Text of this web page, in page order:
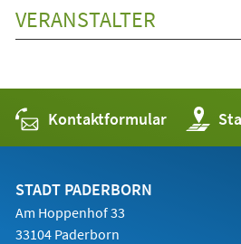
VERANSTALTER
Kontaktformular (Öffnet
in
einem
STADT PADERBORN
Am Hoppenhof 33
33104 Paderborn